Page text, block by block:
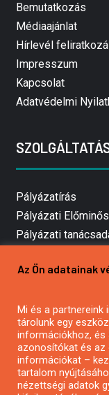
Bemutatkozás
Médiaajánlat
Hírlevél
Impresszum
Kapcsolat
Adatvédelmi
Pályázatírás
Pályázati
Pályázati
Mezőgazdasági
Pályázatírás civil
Pályázatírás
Pályázatfigyelés
Specifikus
Az Ön adatainak
Mi és a
tárolunk egy
információkhoz, és
azonosítókat és az
információkat –
tartalom
nézettségi adatok